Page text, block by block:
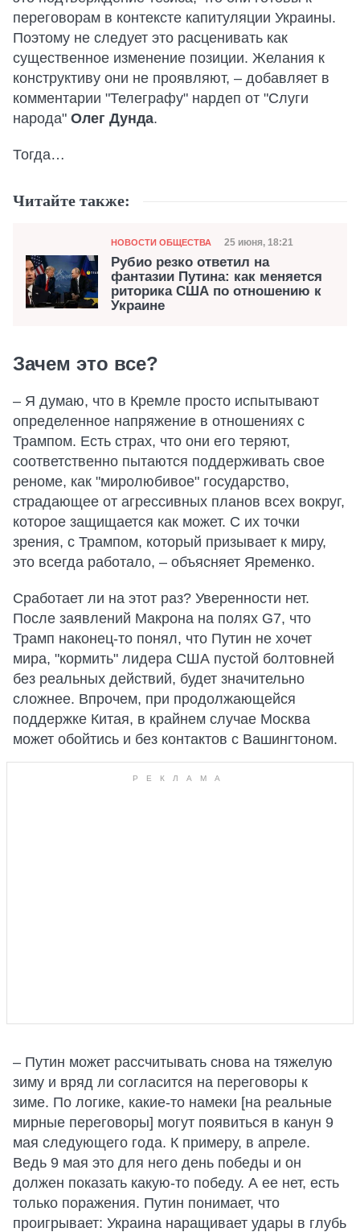
переговорам в контексте капитуляции Украины.
Поэтому не следует это расценивать как
существенное изменение позиции. Желания к
конструктиву они не проявляют, – добавляет в
комментарии "Телеграфу" нардеп от "Слуги
народа" Олег Дунда.
Тогда…
Читайте также:
Категория
НОВОСТИ ОБЩЕСТВА Дата публикации
25 июня, 18:21
Рубио резко ответил на
фантазии Путина: как меняется
риторика США по отношению к
Украине
Зачем это все?
– Я думаю, что в Кремле просто испытывают
определенное напряжение в отношениях с
Трампом. Есть страх, что они его теряют,
соответственно пытаются поддерживать свое
реноме, как "миролюбивое" государство,
страдающее от агрессивных планов всех вокруг,
которое защищается как может. С их точки
зрения, с Трампом, который призывает к миру,
это всегда работало, – объясняет Яременко.
Сработает ли на этот раз? Уверенности нет.
После заявлений Макрона на полях G7, что
Трамп наконец-то понял, что Путин не хочет
мира, "кормить" лидера США пустой болтовней
без реальных действий, будет значительно
сложнее. Впрочем, при продолжающейся
поддержке Китая, в крайнем случае Москва
может обойтись и без контактов с Вашингтоном.
– Путин может рассчитывать снова на тяжелую
зиму и вряд ли согласится на переговоры к
зиме. По логике, какие-то намеки [на реальные
мирные переговоры] могут появиться в канун 9
мая следующего года. К примеру, в апреле.
Ведь 9 мая это для него день победы и он
должен показать какую-то победу. А ее нет, есть
только поражения. Путин понимает, что
проигрывает: Украина наращивает удары в глубь